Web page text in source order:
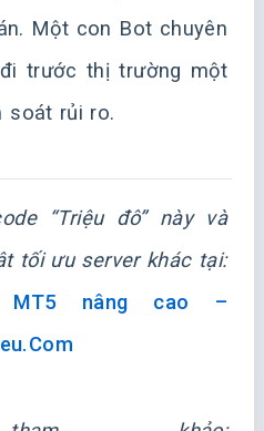
Một con Bot chuyên
trước thị trường một
soát rủi ro.
“Triệu đô” này và
tối ưu server khác tại:
MT5 nâng cao –